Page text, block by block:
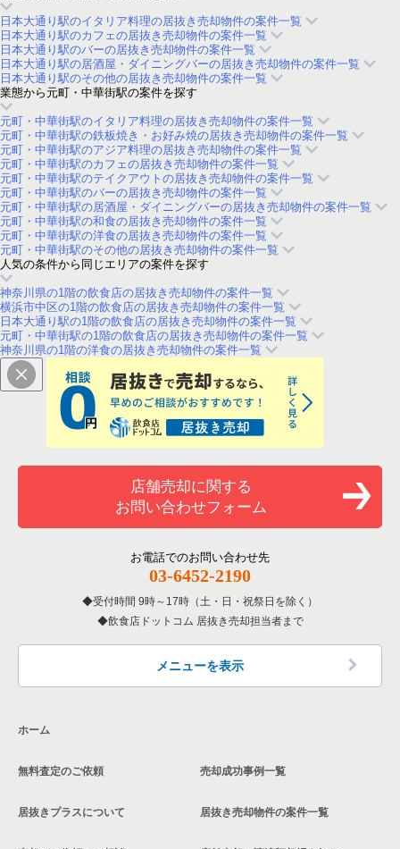
日本大通り駅のイタリア料理の居抜き売却物件の案件一覧
日本大通り駅のカフェの居抜き売却物件の案件一覧
日本大通り駅のバーの居抜き売却物件の案件一覧
日本大通り駅の居酒屋・ダイニングバーの居抜き売却物件の案件一覧
日本大通り駅のその他の居抜き売却物件の案件一覧
業態から元町・中華街駅の案件を探す
元町・中華街駅のイタリア料理の居抜き売却物件の案件一覧
元町・中華街駅の鉄板焼き・お好み焼の居抜き売却物件の案件一覧
元町・中華街駅のアジア料理の居抜き売却物件の案件一覧
元町・中華街駅のカフェの居抜き売却物件の案件一覧
元町・中華街駅のテイクアウトの居抜き売却物件の案件一覧
元町・中華街駅のバーの居抜き売却物件の案件一覧
元町・中華街駅の居酒屋・ダイニングバーの居抜き売却物件の案件一覧
元町・中華街駅の和食の居抜き売却物件の案件一覧
元町・中華街駅の洋食の居抜き売却物件の案件一覧
元町・中華街駅のその他の居抜き売却物件の案件一覧
人気の条件から同じエリアの案件を探す
神奈川県の1階の飲食店の居抜き売却物件の案件一覧
横浜市中区の1階の飲食店の居抜き売却物件の案件一覧
日本大通り駅の1階の飲食店の居抜き売却物件の案件一覧
元町・中華街駅の1階の飲食店の居抜き売却物件の案件一覧
神奈川県の1階の洋食の居抜き売却物件の案件一覧
店舗売却に関する
お問い合わせフォーム
お電話でのお問い合わせ先
03-6452-2190
受付時間 9時～17時（土・日・祝祭日を除く）
飲食店ドットコム 居抜き売却担当者まで
メニューを表示
ホーム
無料査定のご依頼
居抜きプラスについて
売却成功事例一覧
居抜き売却物件の案件一覧